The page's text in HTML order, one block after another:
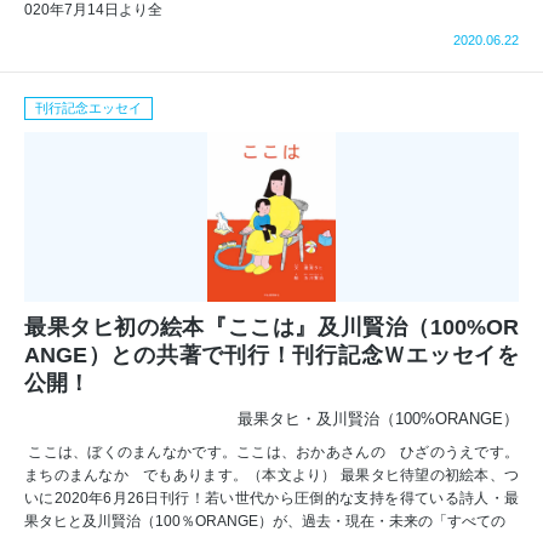
020年7月14日より全
2020.06.22
刊行記念エッセイ
最果タヒ初の絵本『ここは』及川賢治（100%OR
ANGE）との共著で刊行！刊行記念Ｗエッセイを
公開！
最果タヒ・及川賢治（100%ORANGE）
ここは、ぼくのまんなかです。ここは、おかあさんの ひざのうえです。
まちのまんなか でもあります。（本文より） 最果タヒ待望の初絵本、つ
いに2020年6月26日刊行！若い世代から圧倒的な支持を得ている詩人・最
果タヒと及川賢治（100％ORANGE）が、過去・現在・未来の「すべての